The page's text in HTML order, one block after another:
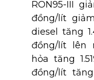
RON95-III
đồng/lít
diesel tăng
đồng/lít lên
hỏa tăng
đồng/lít